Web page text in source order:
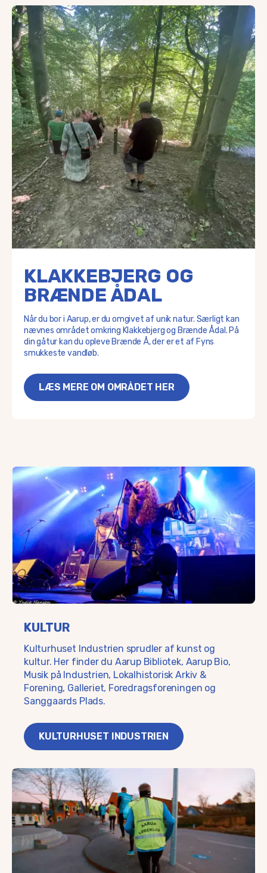
KLAKKEBJERG OG
BRÆNDE ÅDAL
Når du bor i Aarup, er du omgivet af unik natur. Særligt kan
nævnes området omkring Klakkebjerg og Brænde Ådal. På
din gåtur kan du opleve Brænde Å, der er et af Fyns
smukkeste vandløb.
LÆS MERE OM OMRÅDET HER
KULTUR
Kulturhuset Industrien sprudler af kunst og
kultur. Her finder du Aarup Bibliotek, Aarup Bio,
Musik på Industrien, Lokalhistorisk Arkiv &
Forening, Galleriet, Foredragsforeningen og
Sanggaards Plads.
KULTURHUSET INDUSTRIEN